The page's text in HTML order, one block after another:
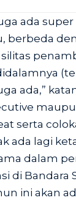
ada
berbeda
ada,”
serta
ada lagi
dalam
di Bandara
ini akan